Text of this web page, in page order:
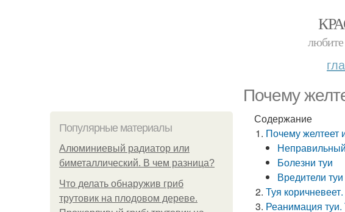
Почему
Популярные материалы
Алюминиевый радиатор или
биметаллический. В чем разница?
Что делать обнаружив гриб
трутовик на плодовом дереве.
Содержание
Почему желтеет
Болезни туи
Вредители туи
Туя
Реанимация туи.